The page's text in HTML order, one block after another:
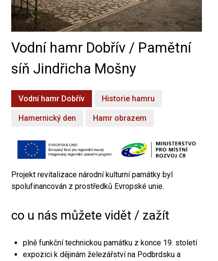
Vodní hamr Dobřív / Pamětní
síň Jindřicha Mošny
Vodní hamr Dobřív Historie hamru
Hamernický den Hamr obrazem
Projekt revitalizace národní kulturní památky byl
spolufinancován z prostředků Evropské unie.
co u nás můžete vidět / zažít
plně funkční technickou památku z konce 19. století
expozici k dějinám železářství na Podbrdsku a